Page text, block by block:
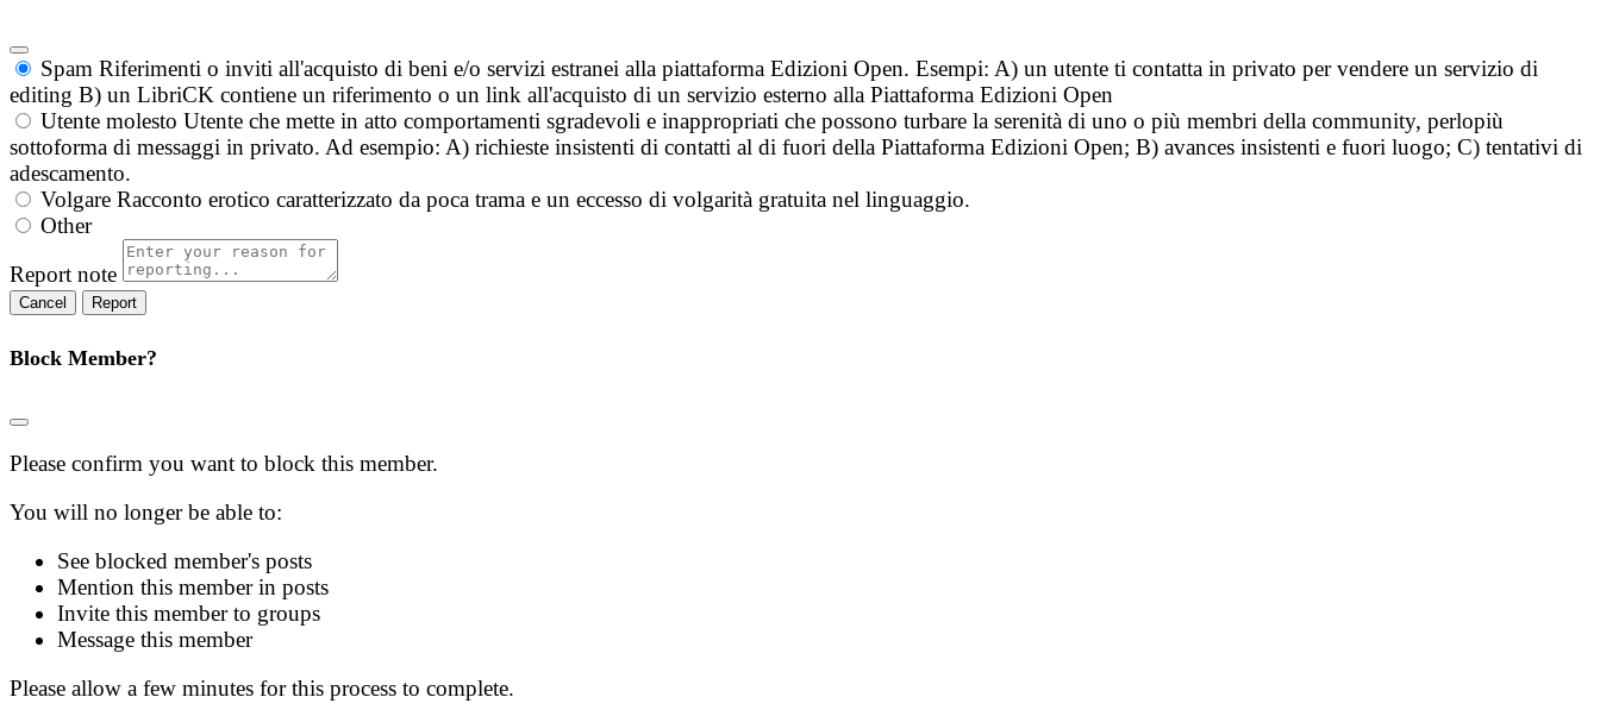
Spam Riferimenti o inviti all'acquisto di beni e/o servizi estranei alla piattaforma Edizioni Open. Esempi: A) un utente ti contatta in privato per vendere un servizio di
editing B) un LibriCK contiene un riferimento o un link all'acquisto di un servizio esterno alla Piattaforma Edizioni Open
Utente molesto Utente che mette in atto comportamenti sgradevoli e inappropriati che possono turbare la serenità di uno o più membri della community, perlopiù
sottoforma di messaggi in privato. Ad esempio: A) richieste insistenti di contatti al di fuori della Piattaforma Edizioni Open; B) avances insistenti e fuori luogo; C) tentativi di
adescamento.
Volgare Racconto erotico caratterizzato da poca trama e un eccesso di volgarità gratuita nel linguaggio.
Other
Report note
Report
Block Member?
Please confirm you want to block this member.
You will no longer be able to:
See blocked member's posts
Mention this member in posts
Invite this member to groups
Message this member
Please allow a few minutes for this process to complete.